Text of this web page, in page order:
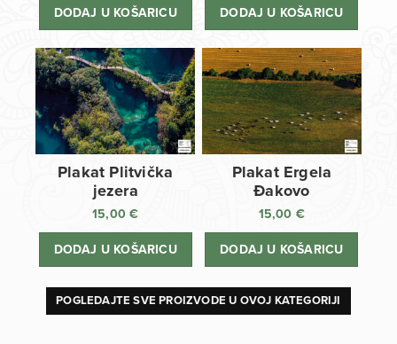
DODAJ U KOŠARICU DODAJ U KOŠARICU
Plakat Plitvička
jezera
15,00€
DODAJ U KOŠARICU
Plakat Ergela
Đakovo
15,00 €
DODAJ U KOŠARICU
POGLEDAJTE SVE PROIZVODE U OVOJ KATEGORIJI